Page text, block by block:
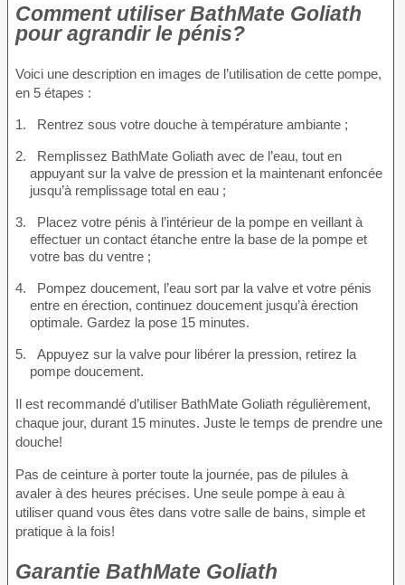
Comment utiliser BathMate Goliath
pour agrandir le pénis?
Voici une description en images de l’utilisation de cette pompe,
en 5 étapes :
Rentrez sous votre douche à température ambiante ;
Remplissez BathMate Goliath avec de l’eau, tout en
appuyant sur la valve de pression et la maintenant enfoncée
jusqu’à remplissage total en eau ;
Placez votre pénis à l’intérieur de la pompe en veillant à
effectuer un contact étanche entre la base de la pompe et
votre bas du ventre ;
Pompez doucement, l’eau sort par la valve et votre pénis
entre en érection, continuez doucement jusqu’à érection
optimale. Gardez la pose 15 minutes.
Appuyez sur la valve pour libérer la pression, retirez la
pompe doucement.
Il est recommandé d’utiliser BathMate Goliath régulièrement,
chaque jour, durant 15 minutes. Juste le temps de prendre une
douche!
Pas de ceinture à porter toute la journée, pas de pilules à
avaler à des heures précises. Une seule pompe à eau à
utiliser quand vous êtes dans votre salle de bains, simple et
pratique à la fois!
Garantie BathMate Goliath